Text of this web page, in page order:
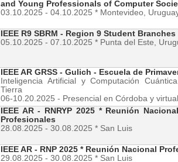
and Young Professionals of Computer
03.10.2025 - 04.10.2025 * Montevideo,
IEEE R9 SBRM - Region 9 Student
05.10.2025 - 07.10.2025 * Punta del Este,
IEEE AR GRSS - Gulich - Escuela de
Inteligencia Artificial y Computación
Tierra
06-10.20.2025 - Presencial en Córdoba y virtual
IEEE AR - RNRYP 2025 * Reunión
Profesionales
28.08.2025 - 30.08.2025 * San Luis
IEEE AR - RNP 2025 * Reunión Nacional
29.08.2025 - 30.08.2025 * San Luis